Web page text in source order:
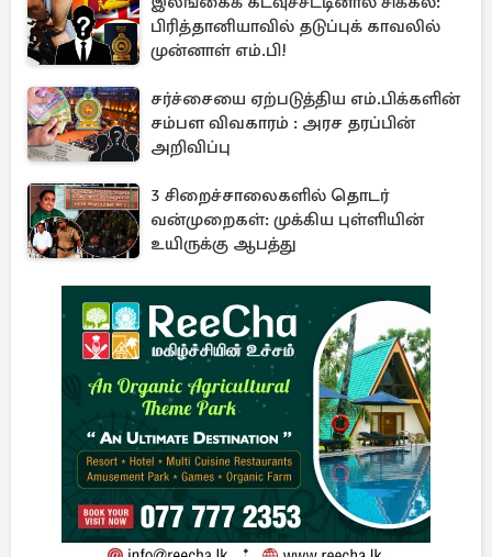
பிரித்தானியாவில் தடுப்புக் காவலில்
முன்னாள் எம்.பி!
சர்ச்சையை ஏற்படுத்திய எம்.பிக்களின்
சம்பள விவகாரம் : அரச தரப்பின்
அறிவிப்பு
3 சிறைச்சாலைகளில் தொடர்
வன்முறைகள்: முக்கிய புள்ளியின்
உயிருக்கு ஆபத்து